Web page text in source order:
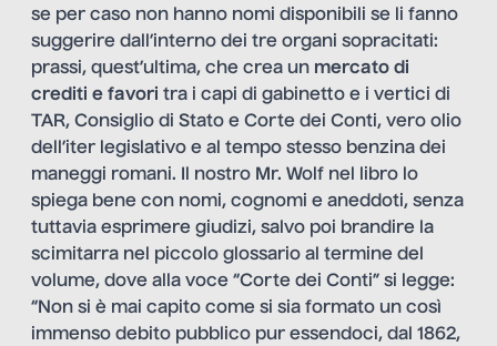
se per caso non hanno nomi disponibili se li fanno
suggerire dall’interno dei tre organi sopracitati:
prassi, quest’ultima, che crea un mercato di
crediti e favori tra i capi di gabinetto e i vertici di
TAR, Consiglio di Stato e Corte dei Conti, vero olio
dell’iter legislativo e al tempo stesso benzina dei
maneggi romani. Il nostro Mr. Wolf nel libro lo
spiega bene con nomi, cognomi e aneddoti, senza
tuttavia esprimere giudizi, salvo poi brandire la
scimitarra nel piccolo glossario al termine del
volume, dove alla voce “Corte dei Conti” si legge:
“Non si è mai capito come si sia formato un così
immenso debito pubblico pur essendoci, dal 1862,